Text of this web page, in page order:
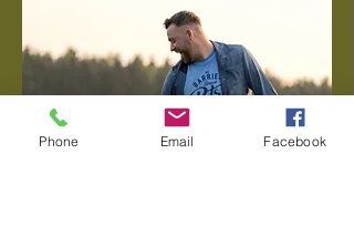
Phone Email Facebook